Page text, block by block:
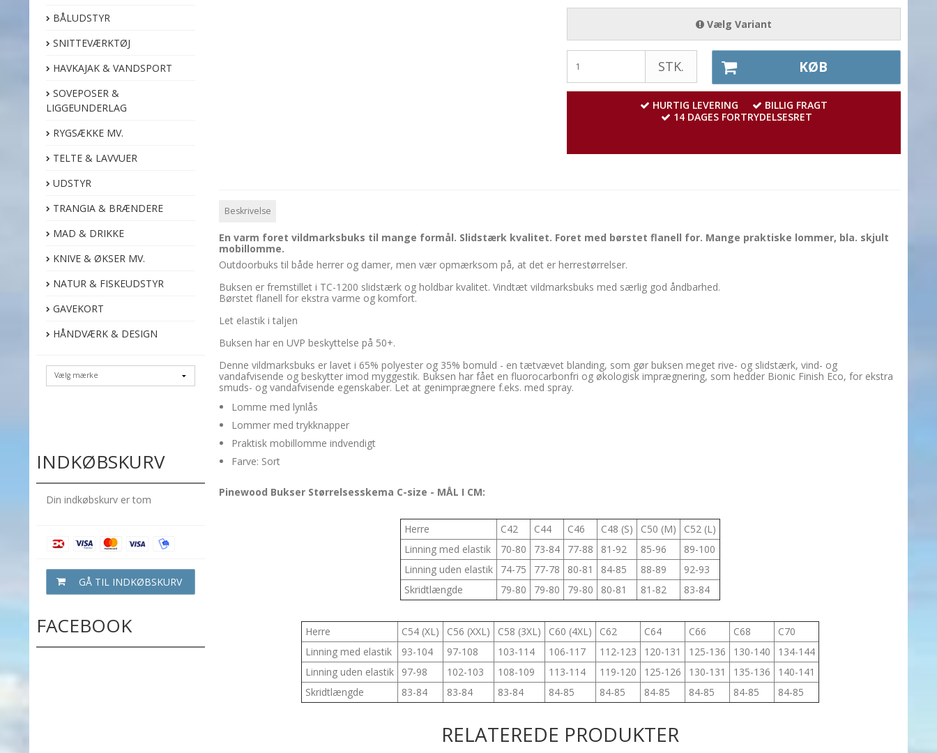
BÅLUDSTYR
SNITTEVÆRKTØJ
HAVKAJAK & VANDSPORT
SOVEPOSER &
LIGGEUNDERLAG
RYGSÆKKE MV.
TELTE & LAVVUER
UDSTYR
TRANGIA & BRÆNDERE
MAD & DRIKKE
KNIVE & ØKSER MV.
NATUR & FISKEUDSTYR
GAVEKORT
HÅNDVÆRK & DESIGN
INDKØBSKURV
Din indkøbskurv er tom
GÅ TIL INDKØBSKURV
FACEBOOK
Vælg Variant
STK. KØB
HURTIG LEVERING
BILLIG FRAGT
14 DAGES FORTRYDELSESRET
Beskrivelse
En varm foret vildmarksbuks til mange formål. Slidstærk kvalitet. Foret med børstet flanell for. Mange praktiske lommer, bla. skjult
mobillomme.
Outdoorbuks til både herrer og damer, men vær opmærksom på, at det er herrestørrelser.
Buksen er fremstillet i TC-1200 slidstærk og holdbar kvalitet. Vindtæt vildmarksbuks med særlig god åndbarhed.
Børstet flanell for ekstra varme og komfort.
Let elastik i taljen
Buksen har en UVP beskyttelse på 50+.
Denne vildmarksbuks er lavet i 65% polyester og 35% bomuld - en tætvævet blanding, som gør buksen meget rive- og slidstærk, vind- og
vandafvisende og beskytter imod myggestik. Buksen har fået en fluorocarbonfri og økologisk imprægnering, som hedder Bionic Finish Eco, for ekstra
smuds- og vandafvisende egenskaber. Let at genimprægnere f.eks. med spray.
Lomme med lynlås
Lommer med trykknapper
Praktisk mobillomme indvendigt
Farve: Sort
Pinewood Bukser Størrelsesskema C-size - MÅL I CM:
Herre C42 C44 C46 C48 (S) C50 (M)
C52 (L)
Linning med elastik
70-80 73-84 77-88 81-92 85-96
89-100
Linning uden elastik
74-75 77-78 80-81 84-85 88-89
92-93
Skridtlængde
79-80 79-80 79-80 80-81 81-82 83-84
Herre C54 (XL) C56 (XXL) C58 (3XL) C60 (4XL) C62 C64 C66 C68
C70
Linning med elastik
93-104 97-108 103-114 106-117 112-123 120-131 125-136 130-140
134-144
Linning uden elastik
97-98 102-103 108-109 113-114 119-120 125-126 130-131 135-136
140-141
Skridtlængde
83-84 83-84 83-84 84-85 84-85 84-85 84-85 84-85 84-85
RELATEREDE PRODUKTER